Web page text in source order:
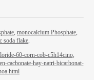
, monocalcium Phosphate,
soda flake,
60-corn-cob-c5h14cino,
cacbonate-hay-natri-bicarbonat-
html